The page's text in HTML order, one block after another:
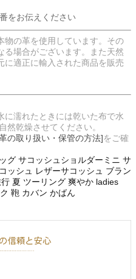
をお伝えください
の革を使用しています。その
る場合がございます。また天然
に適正に輸入された商品を販売
濡れたときには乾いた布で水
然乾燥させてください。
の取り扱い・保管の方法]をご確
グ サコッシュショルダーミニ サ
ッシュ レザーサコッシュ ブラン
夏 ツーリング 爽やか ladies
鞄 カバン かばん